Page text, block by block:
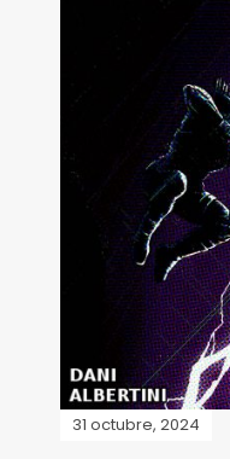
31 octubre, 2024